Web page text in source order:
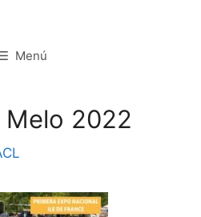
Menú
Melo 2022